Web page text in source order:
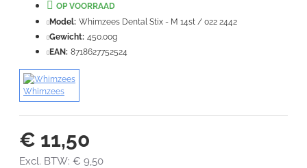
VERDER
€ 11,50
Excl. BTW: € 9,50
OP VOORRAAD
Model: Whimzees Dental Stix - M 14st / 022 2442
Gewicht: 450.00g
EAN: 8718627752524
Whimzees